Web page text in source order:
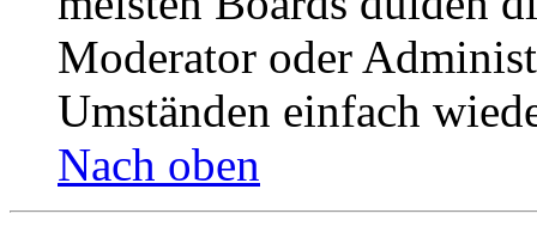
Moderator oder
Umständen einfach
Nach oben